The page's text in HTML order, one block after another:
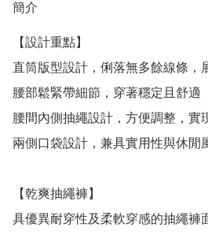
簡介
【設計重點】
直筒版型設計，俐落無多餘線條，
腰部鬆緊帶細節，穿著穩定且舒適
腰間內側抽繩設計，方便調整，實
兩側口袋設計，兼具實用性與休閒
【乾爽抽繩褲】
具優異耐穿性及柔軟穿感的抽繩褲